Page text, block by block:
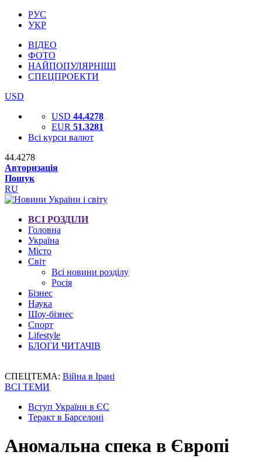
РУС
УКР
ВІДЕО
ФОТО
НАЙПОПУЛЯРНІШІ
СПЕЦПРОЕКТИ
USD
USD 44.4278
EUR 51.3281
Всі курси валют
44.4278
Авторизація
Пошук
RU
ВСІ РОЗДІЛИ
Головна
Україна
Місто
Світ
Всі новини розділу
Росія
Бізнес
Наука
Шоу-бізнес
Спорт
Lifestyle
БЛОГИ ЧИТАЧІВ
СПЕЦТЕМА: Війна в Ірані
ВСІ ТЕМИ
Вступ України в ЄС
Теракт в Барселоні
Аномальна спека в Європі